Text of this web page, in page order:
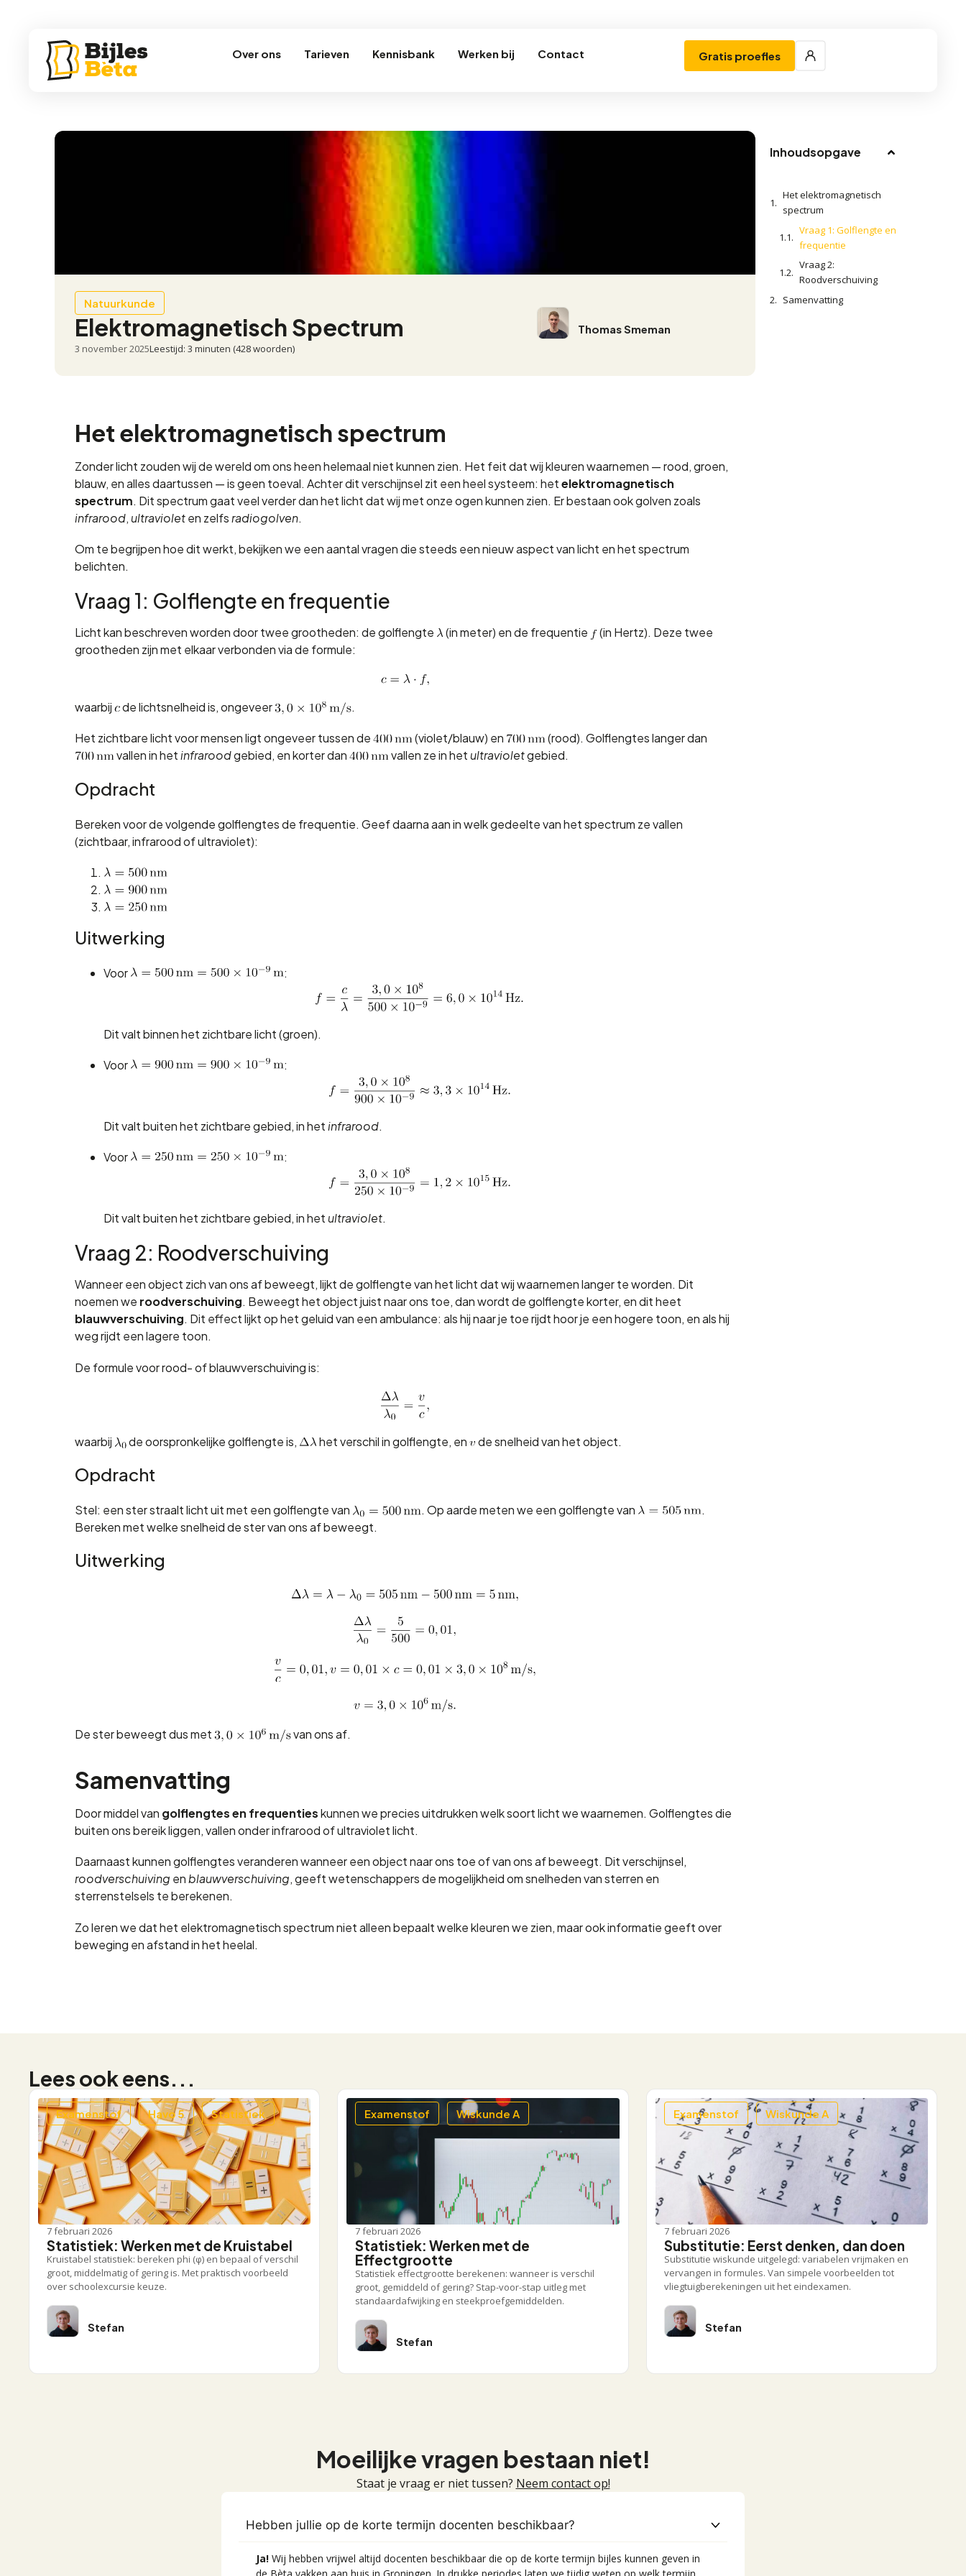
Over ons Tarieven Kennisbank Werken bij Contact Gratis proefles
Natuurkunde
Elektromagnetisch Spectrum
3 november 2025Leestijd: 3 minuten (428 woorden)
Thomas Smeman
Het elektromagnetisch spectrum
Zonder licht zouden wij de wereld om ons heen helemaal niet kunnen zien. Het feit dat wij kleuren waarnemen — rood, groen,
blauw, en alles daartussen — is geen toeval. Achter dit verschijnsel zit een heel systeem: hetelektromagnetisch
spectrum. Dit spectrum gaat veel verder dan het licht dat wij met onze ogen kunnen zien. Er bestaan ook golven zoals
infrarood, ultravioleten zelfsradiogolven.
Om te begrijpen hoe dit werkt, bekijken we een aantal vragen die steeds een nieuw aspect van licht en het spectrum
belichten.
Vraag 1: Golflengte en frequentie
Licht kan beschreven worden door twee grootheden: de golflengte (in meter) en de frequentie
(in Hertz). Deze twee
grootheden zijn met elkaar verbonden via de formule:
waarbij de lichtsnelheid is, ongeveer .
Het zichtbare licht voor mensen ligt ongeveer tussen de (violet/blauw) en
(rood). Golflengtes langer dan
vallen in hetinfraroodgebied, en korter dan vallen ze in het ultravioletgebied.
Opdracht
Bereken voor de volgende golflengtes de frequentie. Geef daarna aan in welk gedeelte van het spectrum ze vallen
(zichtbaar, infrarood of ultraviolet):
Uitwerking
Voor :
Dit valt binnen het zichtbare licht (groen).
Voor :
Dit valt buiten het zichtbare gebied, in hetinfrarood.
Voor :
Dit valt buiten het zichtbare gebied, in het ultraviolet.
Vraag 2: Roodverschuiving
Wanneer een object zich van ons af beweegt, lijkt de golflengte van het licht dat wij waarnemen langer te worden. Dit
noemen we roodverschuiving. Beweegt het object juist naar ons toe, dan wordt de golflengte korter, en dit heet
blauwverschuiving. Dit effect lijkt op het geluid van een ambulance: als hij naar je toe rijdt hoor je een hogere toon, en als hij
weg rijdt een lagere toon.
De formule voor rood- of blauwverschuiving is:
waarbij de oorspronkelijke golflengte is, het verschil in golflengte, en de snelheid van het object.
Opdracht
Stel: een ster straalt licht uit met een golflengte van . Op aarde meten we een golflengte van
.
Bereken met welke snelheid de ster van ons af beweegt.
Uitwerking
De ster beweegt dus met van ons af.
Samenvatting
Door middel van golflengtes en frequentieskunnen we precies uitdrukken welk soort licht we waarnemen. Golflengtes die
buiten ons bereik liggen, vallen onder infrarood of ultraviolet licht.
Daarnaast kunnen golflengtes veranderen wanneer een object naar ons toe of van ons af beweegt. Dit verschijnsel,
roodverschuiving enblauwverschuiving, geeft wetenschappers de mogelijkheid om snelheden van sterren en
sterrenstelsels te berekenen.
Zo leren we dat het elektromagnetisch spectrum niet alleen bepaalt welke kleuren we zien, maar ook informatie geeft over
beweging en afstand in het heelal.
Inhoudsopgave
Het elektromagnetisch
spectrum
Vraag 1: Golflengte en
frequentie
Vraag 2:
Roodverschuiving
Samenvatting
Lees ook eens...
Examenstof Havo 5 Statistiek
7 februari 2026
Statistiek: Werken met de Kruistabel
Kruistabel statistiek: bereken phi (φ) en bepaal of verschil
groot, middelmatig of gering is. Met praktisch voorbeeld
over schoolexcursie keuze.
Stefan
Examenstof Wiskunde A
7 februari 2026
Statistiek: Werken met de
Effectgrootte
Statistiek effectgrootte berekenen: wanneer is verschil
groot, gemiddeld of gering? Stap-voor-stap uitleg met
standaardafwijking en steekproefgemiddelden.
Stefan
Examenstof Wiskunde A
7 februari 2026
Substitutie: Eerst denken, dan doen
Substitutie wiskunde uitgelegd: variabelen vrijmaken en
vervangen in formules. Van simpele voorbeelden tot
vliegtuigberekeningen uit het eindexamen.
Stefan
Moeilijke vragen bestaan niet!
Staat je vraag er niet tussen? Neem contact op!
Hebben jullie op de korte termijn docenten beschikbaar?
Ja! Wij hebben vrijwel altijd docenten beschikbaar die op de korte termijn bijles kunnen geven in
de Bèta vakken aan huis in Groningen. In drukke periodes laten we tijdig weten op welk termijn